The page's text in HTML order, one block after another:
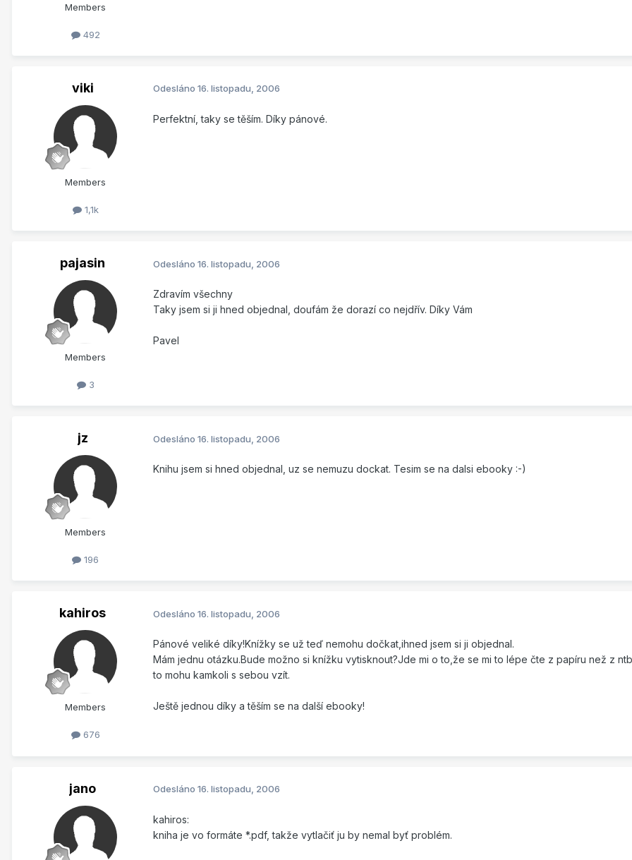
Members
492
viki
Members
1,1k
Odesláno 16. listopadu, 2006
Perfektní, taky se těším. Díky pánové.
pajasin
Members
3
Odesláno 16. listopadu, 2006
Zdravím všechny
Taky jsem si ji hned objednal, doufám že dorazí co nejdřív. Díky Vám
Pavel
jz
Members
196
Odesláno 16. listopadu, 2006
Knihu jsem si hned objednal, uz se nemuzu dockat. Tesim se na dalsi ebooky :-)
kahiros
Members
676
Odesláno 16. listopadu, 2006
Pánové veliké díky!Knížky se už teď nemohu dočkat,ihned jsem si ji objednal.
Mám jednu otázku.Bude možno si knížku vytisknout?Jde mi o to,že se mi to lépe čte z papíru než z
to mohu kamkoli s sebou vzít.
Ještě jednou díky a těším se na další ebooky!
jano Odesláno 16. listopadu, 2006
kahiros:
kniha je vo formáte *.pdf, takže vytlačiť ju by nemal byť problém.